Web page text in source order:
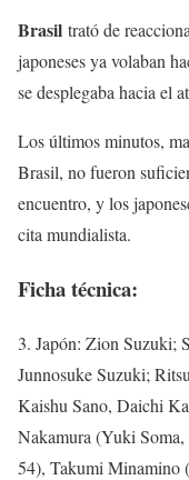
Brasil trató de
japoneses ya volaban
se desplegaba hacia el
Los últimos minutos,
Brasil, no fueron
encuentro, y los
cita mundialista.
Ficha técnica:
3. Japón: Zion Suzuki;
Junnosuke Suzuki;
Kaishu Sano, Daichi
Nakamura (Yuki
54), Takumi Minamino